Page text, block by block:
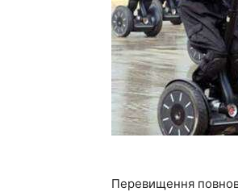
Перевищення